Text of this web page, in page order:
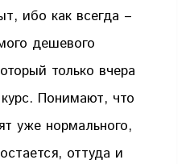
ибо как всегда –
дешевого
только вчера
Понимают, что
уже нормального,
оттуда и